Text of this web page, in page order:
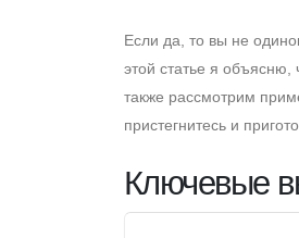
Eсли да, то вы не
этой статье я
также рассмотрим
пристегнитесь и
Ключевые